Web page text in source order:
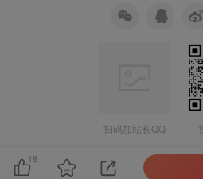
扫码加站长QQ
18